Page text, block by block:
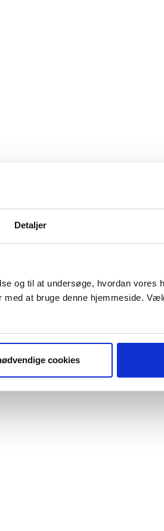
Detaljer
og til at undersøge, hvordan vores
at bruge denne hjemmeside.
cookies